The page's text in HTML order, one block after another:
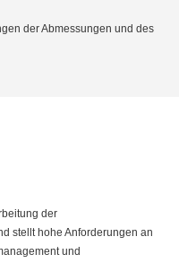
der Abmessungen und des
der
stellt hohe Anforderungen an
und